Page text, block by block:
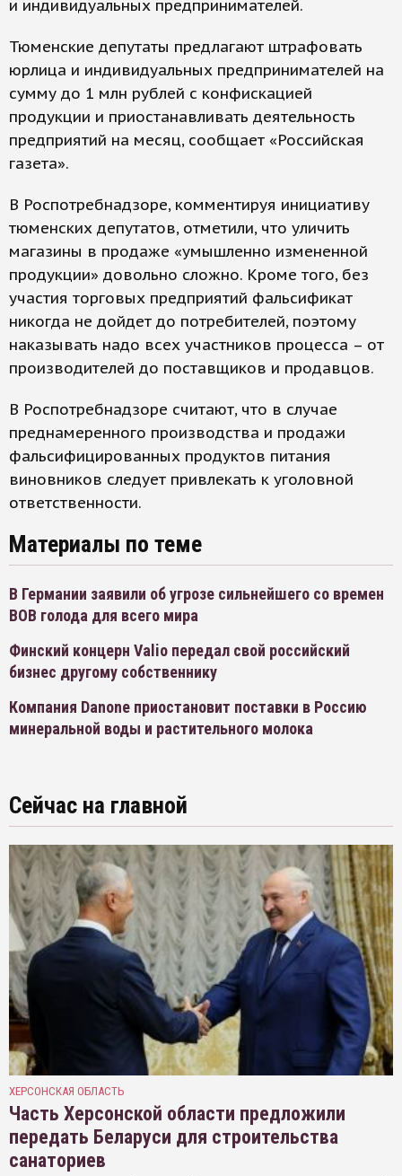
и индивидуальных предпринимателей.
Тюменские депутаты предлагают штрафовать
юрлица и индивидуальных предпринимателей на
сумму до 1 млн рублей с конфискацией
продукции и приостанавливать деятельность
предприятий на месяц, сообщает «Российская
газета».
В Роспотребнадзоре, комментируя инициативу
тюменских депутатов, отметили, что уличить
магазины в продаже «умышленно измененной
продукции» довольно сложно. Кроме того, без
участия торговых предприятий фальсификат
никогда не дойдет до потребителей, поэтому
наказывать надо всех участников процесса – от
производителей до поставщиков и продавцов.
В Роспотребнадзоре считают, что в случае
преднамеренного производства и продажи
фальсифицированных продуктов питания
виновников следует привлекать к уголовной
ответственности.
Материалы по теме
В Германии заявили об угрозе сильнейшего со времен
ВОВ голода для всего мира
Финский концерн Valio передал свой российский
бизнес другому собственнику
Компания Danone приостановит поставки в Россию
минеральной воды и растительного молока
Сейчас на главной
ХЕРСОНСКАЯ ОБЛАСТЬ
Часть Херсонской области предложили
передать Беларуси для строительства
санаториев